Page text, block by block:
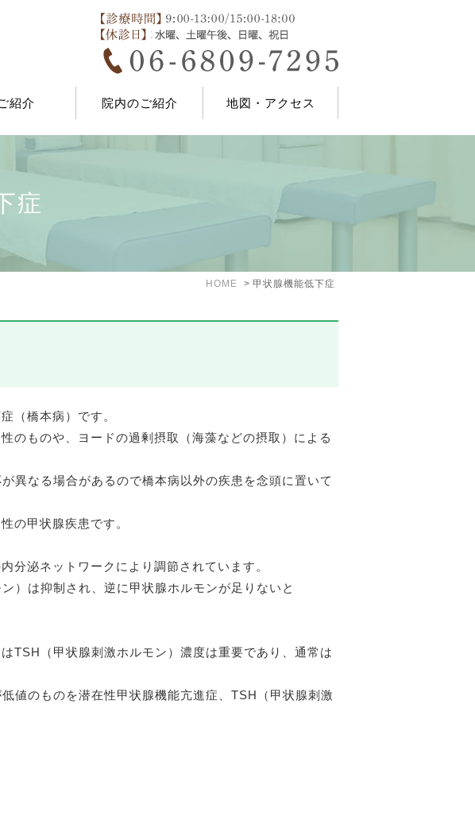
紹介 院内のご紹介 地図・アクセス
症
HOME 甲状腺機能低下症
（橋本病）です。
のものや、ヨードの過剰摂取（海藻などの摂取）による
異なる場合があるので橋本病以外の疾患を念頭に置いて
の甲状腺疾患です。
分泌ネットワークにより調節されています。
）は抑制され、逆に甲状腺ホルモンが足りないと
TSH（甲状腺刺激ホルモン）濃度は重要であり、通常は
値のものを潜在性甲状腺機能亢進症、TSH（甲状腺刺激